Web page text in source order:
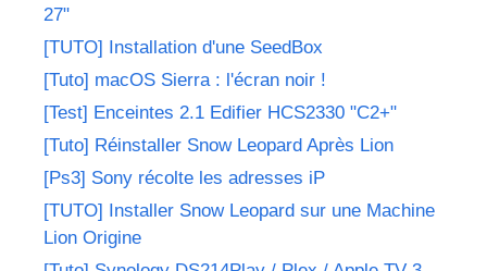
27"
[TUTO] Installation d'une SeedBox
[Tuto] macOS Sierra : l'écran noir !
[Test] Enceintes 2.1 Edifier HCS2330 "C2+"
[Tuto] Réinstaller Snow Leopard Après Lion
[Ps3] Sony récolte les adresses iP
[TUTO] Installer Snow Leopard sur une Machine
Lion Origine